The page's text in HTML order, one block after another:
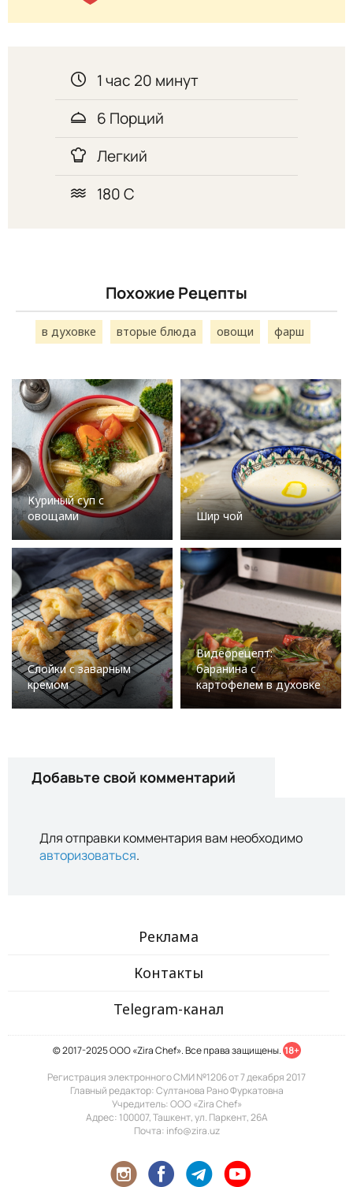
1 час 20 минут
6 Порций
Легкий
180 С
Похожие Рецепты
в духовке вторые блюда овощи фарш
Куриный суп с
овощами
Шир чой
Слойки с заварным
кремом
Видеорецепт:
баранина с
картофелем в духовке
Добавьте свой комментарий
Для отправки комментария вам необходимо
авторизоваться.
Реклама
Контакты
Telegram-канал
© 2017-2025 ООО «Zira Chef». Все права защищены. 18+
Регистрация электронного СМИ №1206 от 7 декабря 2017
Главный редактор: Султанова Рано Фуркатовна
Учредитель: ООО «Zira Chef»
Адрес: 100007, Ташкент, ул. Паркент, 26А
Почта: info@zira.uz